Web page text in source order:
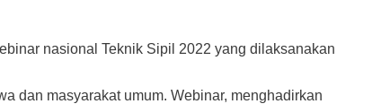
nasional Teknik Sipil 2022 yang dilaksanakan
dan masyarakat umum. Webinar, menghadirkan